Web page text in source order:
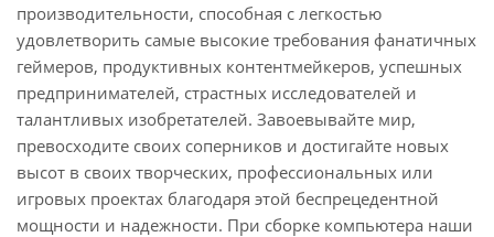
производительности, способная с легкостью
удовлетворить самые высокие требования фанатичных
геймеров, продуктивных контентмейкеров, успешных
предпринимателей, страстных исследователей и
талантливых изобретателей. Завоевывайте мир,
превосходите своих соперников и достигайте новых
высот в своих творческих, профессиональных или
игровых проектах благодаря этой беспрецедентной
мощности и надежности. При сборке компьютера наши